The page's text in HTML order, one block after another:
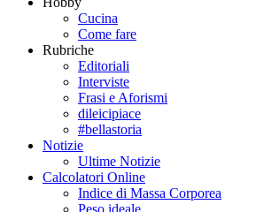
Cucina
Come fare
Rubriche
Editoriali
Interviste
Frasi e Aforismi
dileicipiace
#bellastoria
Notizie
Ultime Notizie
Calcolatori Online
Indice di Massa Corporea
Peso ideale